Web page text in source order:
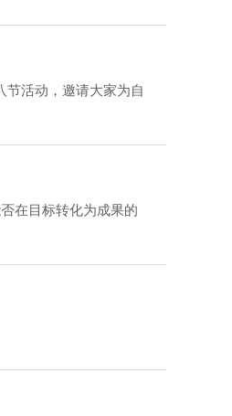
节活动，邀请大家为自
在目标转化为成果的